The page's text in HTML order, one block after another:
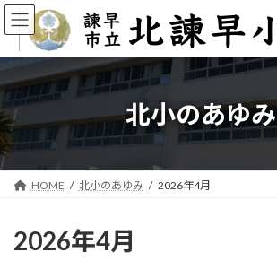
コ
ン
ン
ツ
ス
キ
ッ
プ
ナ
ビ
ー
シ
ン
に
移
動
北小のあゆみ
HOME 北小のあゆみ 2026年4月
2026年4月